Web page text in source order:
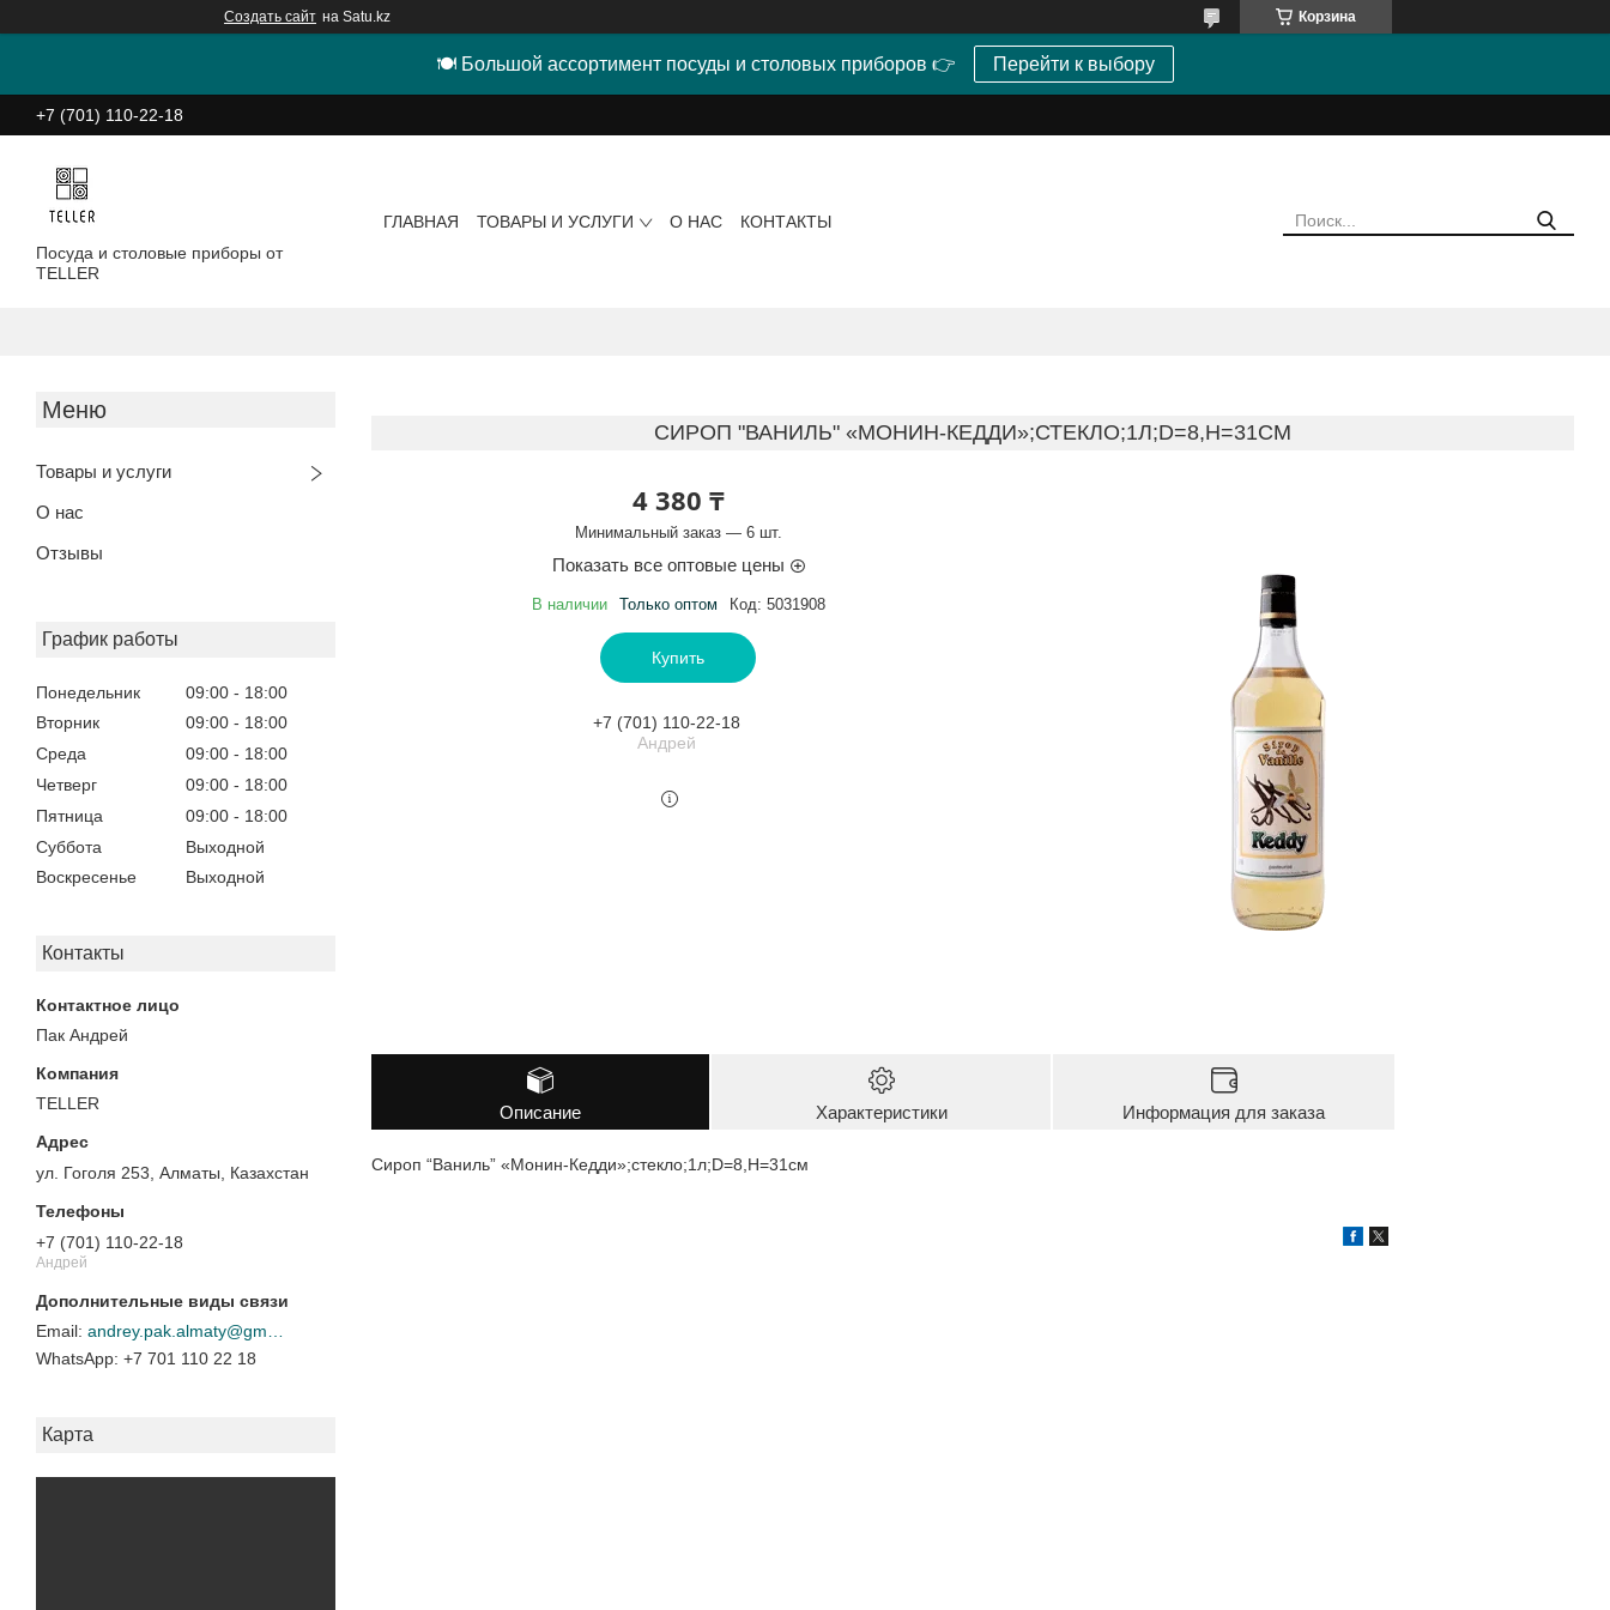
Создать сайт на Satu.kz Корзина
🍽 Большой ассортимент посуды и столовых приборов 👉 Перейти к выбору
+7 (701) 110-22-18
Посуда и столовые приборы от
TELLER
ГЛАВНАЯ ТОВАРЫ И УСЛУГИ О НАС КОНТАКТЫ
Товары и услуги
О нас
Отзывы
График работы
Понедельник 09:00
18:00
Вторник
09:00
18:00
Среда
09:00
18:00
Четверг
09:00
18:00
Пятница
09:00
18:00
Суббота
Выходной
Воскресенье
Выходной
Контакты
Пак Андрей
TELLER
ул. Гоголя 253, Алматы, Казахстан
+7 (701) 110-22-18
Андрей
+7 701 110 22 18
Карта
СИРОП "ВАНИЛЬ" «МОНИН-КЕДДИ»;СТЕКЛО;1Л;D=8,H=31СМ
4 380 ₸
Минимальный заказ — 6 шт.
Показать все оптовые цены
В наличии Только оптом Код: 5031908
Купить
+7 (701) 110-22-18
Андрей
Описание Характеристики Информация для заказа
Сироп “Ваниль” «Монин-Кедди»;стекло;1л;D=8,H=31см